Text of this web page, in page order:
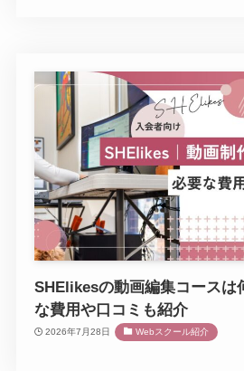
SHElikesの動画編集コースは
な費用や口コミも紹介
2026年7月28日 Webスクール紹介